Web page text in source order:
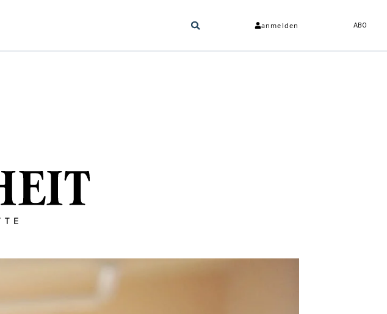
anmelden ABO